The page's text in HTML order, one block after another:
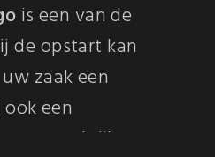
is een van de
de opstart kan
zaak een
een
uw praktijk